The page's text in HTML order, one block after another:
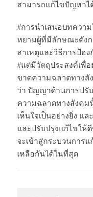
สามารถแก้ไขปัญหาไ
#การนำเสนอบทควา
หยามผู้ที่มีลักษณะดังก
สาเหตุและวิธีการป้อ
#แต่มีวัตถุประสงค์เพื่
ขาดความฉลาดทางสั
ว่า ปัญญาด้านการปรั
ความฉลาดทางสังคม
เห็นใจเป็นอย่างยิ่ง แ
และปรับปรุงแก้ไขให้
จะเข้าสู่กระบวนการ
เหลือกันได้ในที่สุด